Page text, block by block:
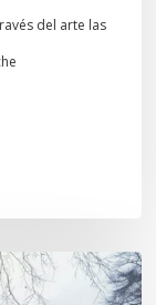
del arte las